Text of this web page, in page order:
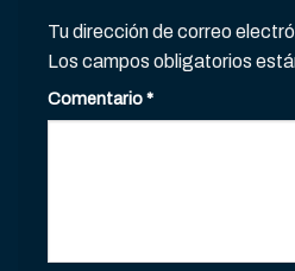
Tu dirección de correo
Los campos obligatorios
Comentario*